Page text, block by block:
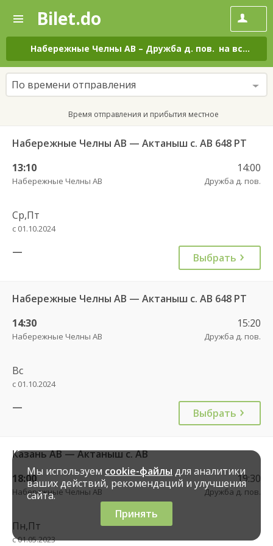
—
Поиск
и
покупка
билетов
на
автобус
онлайн
Bilet.do
Набережные Челны АВ – Дружба д. пов. на все дни
По времени отправления
Время отправления и прибытия местное
Набережные Челны АВ — Актаныш с. АВ 648 РТ
13:10
Набережные Челны АВ
14:00
Дружба д. пов.
Ср,Пт
с 01.10.2024
— Выбрать
Набережные Челны АВ — Актаныш с. АВ 648 РТ
14:30
Набережные Челны АВ
15:20
Дружба д. пов.
Вс
с 01.10.2024
— Выбрать
Казань АВ — Актаныш с. АВ
18:00
Набережные Челны АВ
19:30
Дружба д. пов.
Пн,Пт
с 01.05.2023
Мы используем cookie-файлы для аналитики
ваших действий, рекомендаций и улучшения
сайта.
Принять